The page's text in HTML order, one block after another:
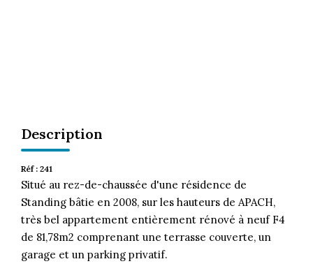
Description
Réf : 241
Situé au rez-de-chaussée d'une résidence de
Standing bâtie en 2008, sur les hauteurs de APACH,
très bel appartement entièrement rénové à neuf F4
de 81,78m2 comprenant une terrasse couverte, un
garage et un parking privatif.